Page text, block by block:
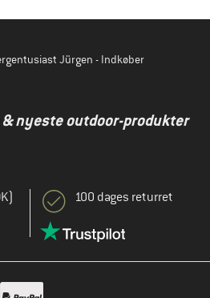
Jürgen - Indkøber
nyeste outdoor-produkter
100 dages returret